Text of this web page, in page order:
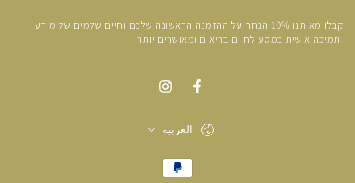
דואר
אלקטרוני
קבלו מאיתנו 10% הנחה על ההזמנה הראשונה שלכם וחיים שלמים של מידע
ותמיכה אישית במסע לחיים בריאים ומאושרים יותר
العربية